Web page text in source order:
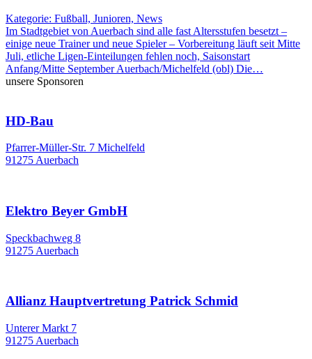
Kategorie: Fußball, Junioren, News
Im Stadtgebiet von Auerbach sind alle fast Altersstufen besetzt –
einige neue Trainer und neue Spieler – Vorbereitung läuft seit Mitte
Juli, etliche Ligen-Einteilungen fehlen noch, Saisonstart
Anfang/Mitte September Auerbach/Michelfeld (obl) Die…
unsere Sponsoren
HD-Bau
Pfarrer-Müller-Str. 7 Michelfeld
91275 Auerbach
Elektro Beyer GmbH
Speckbachweg 8
91275 Auerbach
Allianz Hauptvertretung Patrick Schmid
Unterer Markt 7
91275 Auerbach